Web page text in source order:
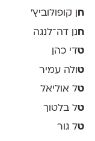
ח
ן קופולוביץ'
חנן דה־לנגה
טדי כהן
טולה עמיר
טל אוליאל
טל בלטוך
טל גור